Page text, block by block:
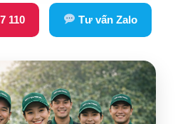
110 Tư vấn Zalo